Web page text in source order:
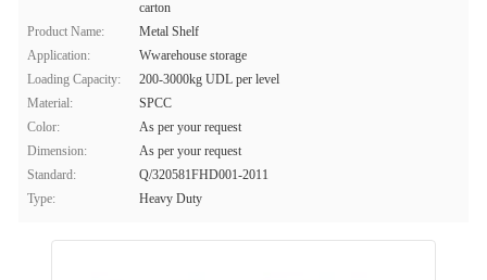
carton
Product Name:
Metal Shelf
Application:
Wwarehouse storage
Loading Capacity:
200-3000kg UDL per level
Material:
SPCC
Color:
As per your request
Dimension:
As per your request
Standard:
Q/320581FHD001-2011
Type:
Heavy Duty